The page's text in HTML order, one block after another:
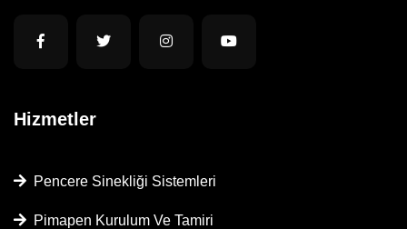
Hizmetler
Pencere Sinekliği Sistemleri
Pimapen Kurulum Ve Tamiri